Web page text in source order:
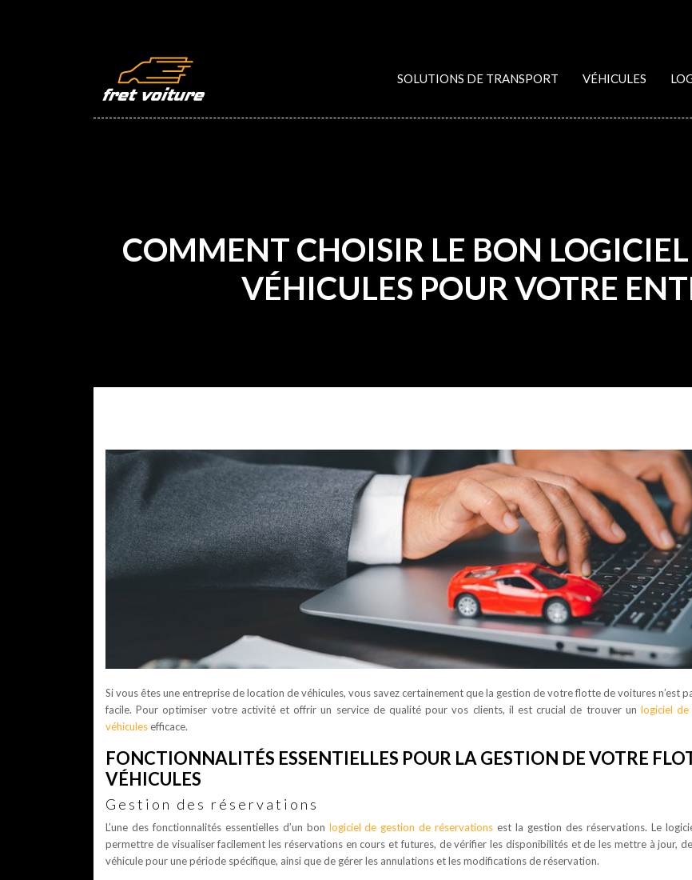
SOLUTIONS DE TRANSPORT VÉHICULES
COMMENT CHOISIR LE BON
VÉHICULES POUR VOTRE
Si vous êtes une entreprise de location de véhicules, vous savez certainement que la gestion de votre flotte de voitures n’est
facile. Pour optimiser votre activité et offrir un service de qualité pour vos clients, il est crucial de trouver un logiciel
véhiculesefficace.
FONCTIONNALITÉS ESSENTIELLES POUR LA GESTION DE VOTRE
VÉHICULES
Gestion des réservations
L’une des fonctionnalités essentielles d’un bon logiciel de gestion de réservations est la gestion des réservations. Le
permettre de visualiser facilement les réservations en cours et futures, de vérifier les disponibilités et de les mettre à jour,
véhicule pour une période spécifique, ainsi que de gérer les annulations et les modifications de réservation.